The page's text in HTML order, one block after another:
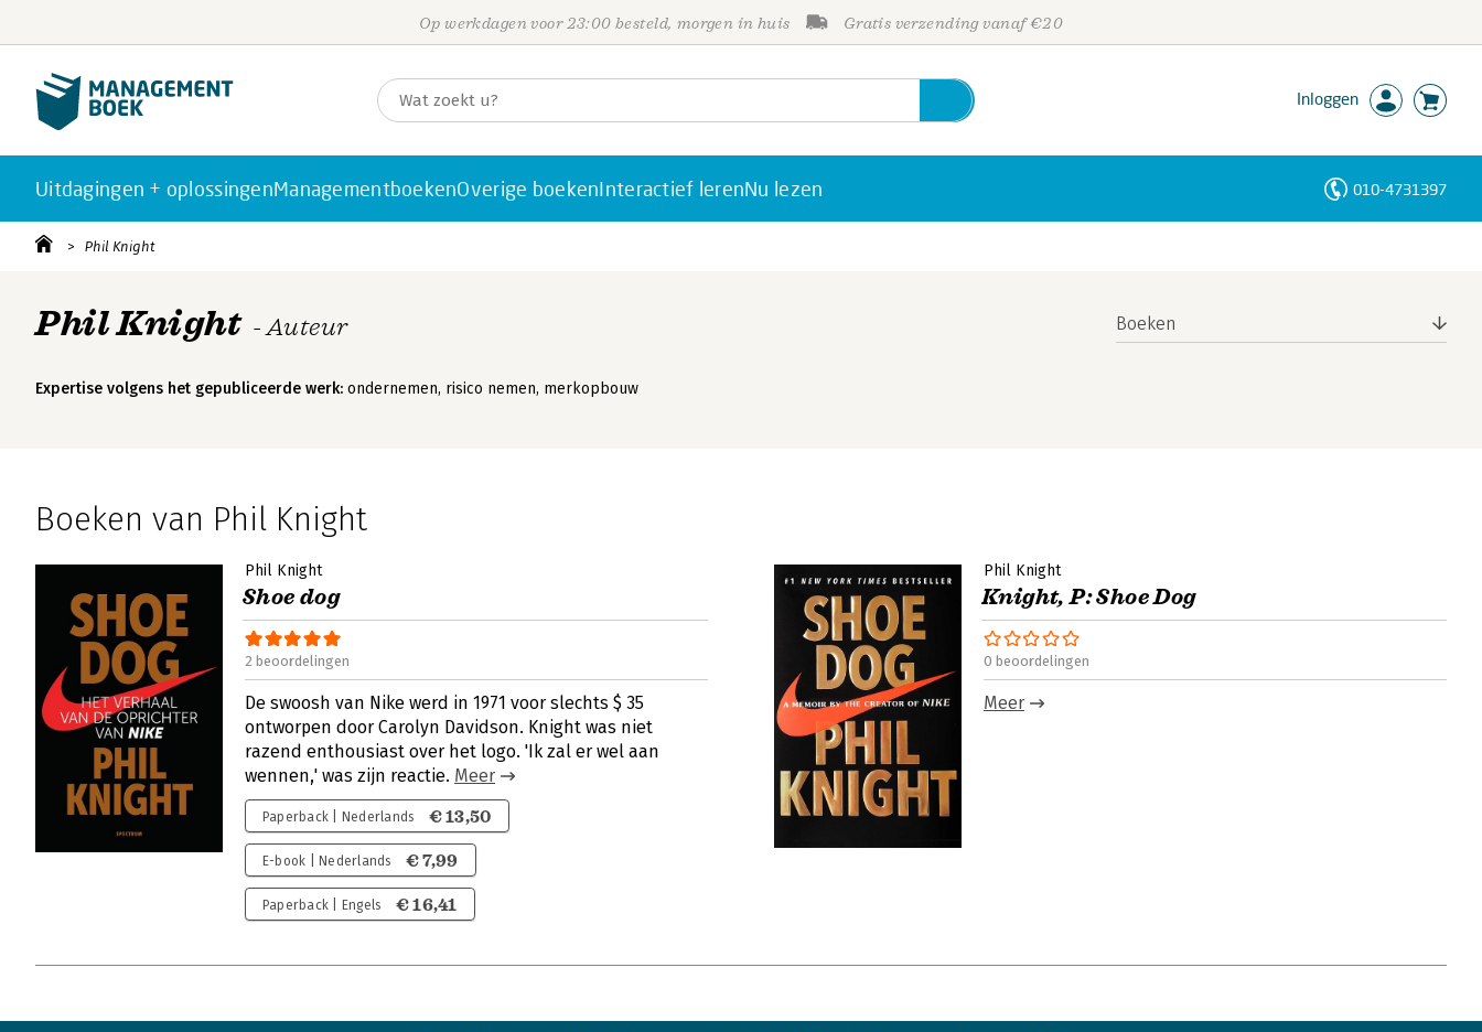
Op werkdagen voor 23:00 besteld, morgen in huis Gratis verzending vanaf €20
Inloggen
Uitdagingen + oplossingenManagementboekenOverige boekenInteractief lerenNu lezen 010-4731397
Phil Knight
Phil Knight - Auteur
Expertise volgens het gepubliceerde werk: ondernemen, risico nemen, merkopbouw
Boeken
Boeken van Phil Knight
Phil Knight
Shoe dog
2 beoordelingen
De swoosh van Nike werd in 1971 voor slechts $ 35
ontworpen door Carolyn Davidson. Knight was niet
razend enthousiast over het logo. 'Ik zal er wel aan
wennen,' was zijn reactie. Meer
Paperback | Nederlands € 13,50
E-book | Nederlands € 7,99
Paperback | Engels € 16,41
Phil Knight
Knight, P: Shoe Dog
0 beoordelingen
Meer
Personen